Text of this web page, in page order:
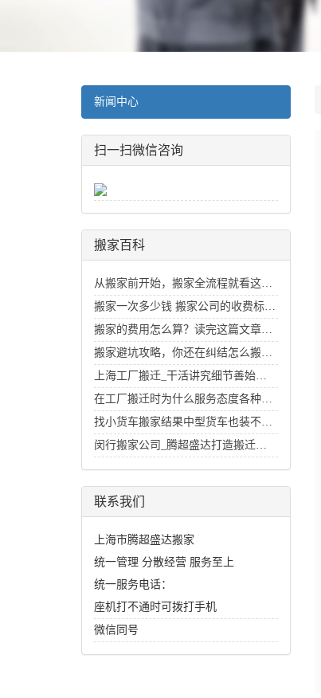
新闻中心
扫一扫微信咨询
搬家百科
从搬家前开始，搬家全流程就看这一篇
搬家一次多少钱 搬家公司的收费标准价目表_搬家费用价格明细
搬家的费用怎么算？读完这篇文章你就知道了
搬家避坑攻略，你还在纠结怎么搬家好么？
上海工厂搬迁_干活讲究细节善始善终
在工厂搬迁时为什么服务态度各种各样
找小货车搬家结果中型货车也装不下的经历
闵行搬家公司_腾超盛达打造搬迁行业里的招牌
联系我们
上海市腾超盛达搬家
统一管理 分散经营 服务至上
统一服务电话：
座机打不通时可拨打手机
微信同号